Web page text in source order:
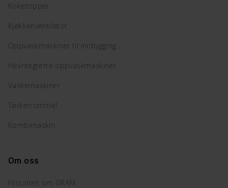
Koketopper
Kjøkkenventilator
Oppvaskmaskiner til innbygging
Helintegrerte oppvaskmaskiner
Vaskemaskiner
Tørketrommel
Kombimaskin
Om oss
Historien om GRAM